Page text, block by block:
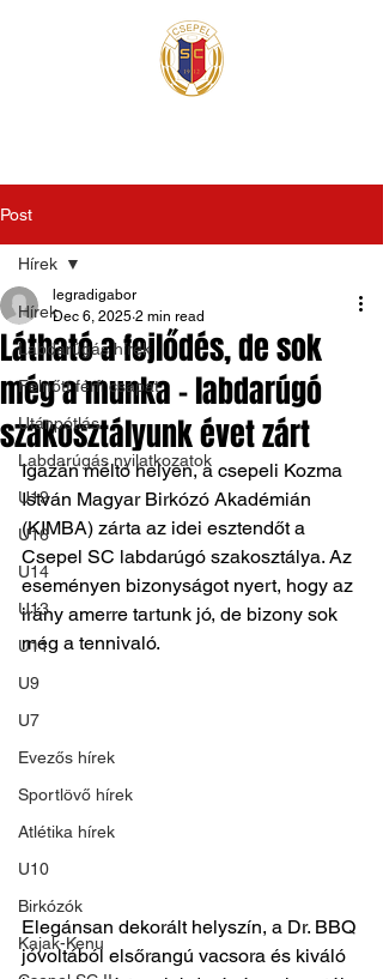
Post
Hírek
Labdarúgás hírek
Felnőtt férfi csapat
Utánpótlás
Labdarúgás nyilatkozatok
U19
U16
U14
U13
U11
U9
U7
Evezős hírek
Sportlövő hírek
Atlétika hírek
U10
Birkózók
Kajak-Kenu
Hírek
Látható a fejlődés, de sok
még a munka - labdarúgó
szakosztályunk évet zárt
legradigabor
Dec 6, 2025 2 min read
Igazán méltó helyen, a csepeli Kozma
István Magyar Birkózó Akadémián
(KIMBA) zárta az idei esztendőt a
Csepel SC labdarúgó szakosztálya. Az
eseményen bizonyságot nyert, hogy az
irány amerre tartunk jó, de bizony sok
még a tennivaló.
Elegánsan dekorált helyszín, a Dr. BBQ
jóvoltából elsőrangú vacsora és kiváló